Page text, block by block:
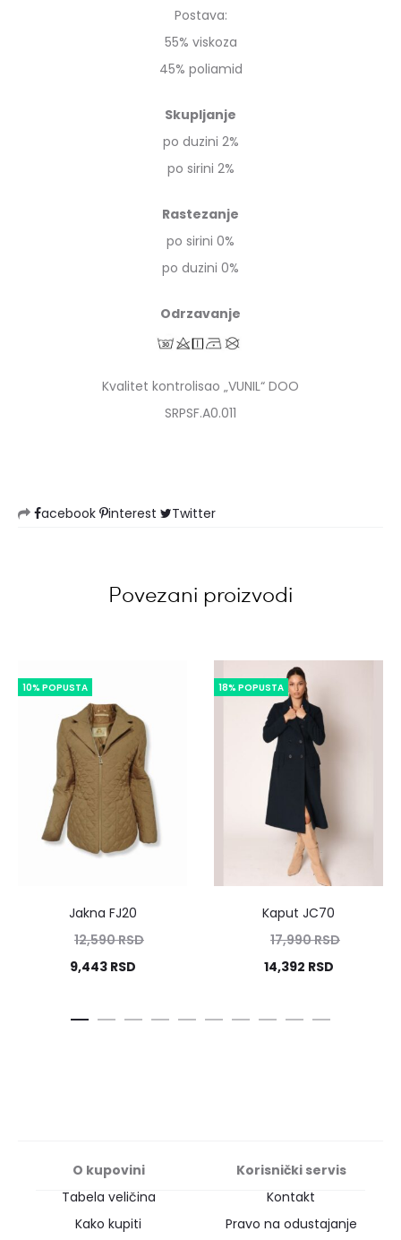
Postava:
55% viskoza
45% poliamid
Skupljanje
po duzini 2%
po sirini 2%
Rastezanje
po sirini 0%
po duzini 0%
Odrzavanje
Kvalitet kontrolisao „VUNIL“ DOO
SRPSF.A0.011
acebook interest Twitter
Povezani proizvodi
10% POPUSTA
Jakna FJ20
12,590RSD
9,443 RSD
18% POPUSTA
Kaput JC70
17,990RSD
14,392 RSD
O kupovini
Korisnički servis
Tabela veličina
Kontakt
Kako kupiti
Pravo na odustajanje